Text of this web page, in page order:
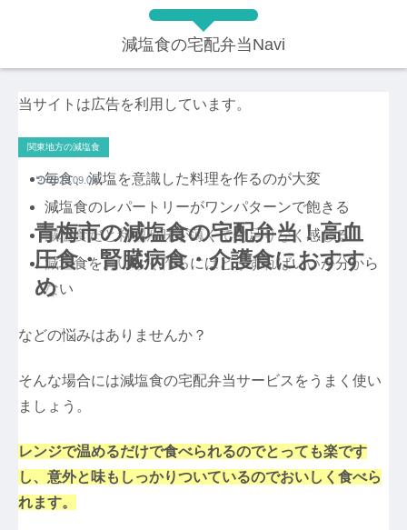
減塩食の宅配弁当Navi
当サイトは広告を利用しています。
青梅市の減塩食の宅配弁当！高血
圧食・腎臓病食・介護食におすす
め
関東地方の減塩食
2023.09.09
毎食、減塩を意識した料理を作るのが大変
減塩食のレパートリーがワンパターンで飽きる
減塩食だと料理が味が薄くて物足りなく感じる
減塩食をおいしく作るにはどうすればいいか分から
ない
などの悩みはありませんか？
そんな場合には減塩食の宅配弁当サービスをうまく使い
ましょう。
レンジで温めるだけで食べられるのでとっても楽です
し、意外と味もしっかりついているのでおいしく食べら
れます。